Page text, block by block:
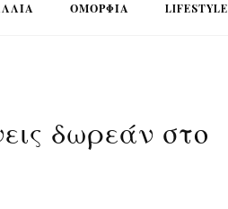
ΟΜΟΡΦΙΆ LIFESTYLE
δωρεάν στο